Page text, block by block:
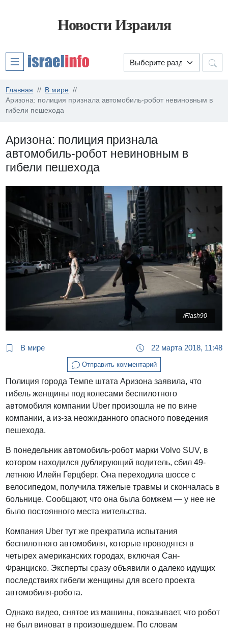
Новости Израиля
Главная
В мире
Аризона: полиция признала автомобиль-робот невиновным в
гибели пешехода
Аризона: полиция признала
автомобиль-робот невиновным в
гибели пешехода
/Flash90
В мире 22 марта 2018, 11:48
Отправить комментарий
Полиция города Темпе штата Аризона заявила, что
гибель женщины под колесами беспилотного
автомобиля компании Uber произошла не по вине
компании, а из-за неожиданного опасного поведения
пешехода.
В понедельник автомобиль-робот марки Volvo SUV, в
котором находился дублирующий водитель, сбил 49-
летнюю Илейн Герцберг. Она переходила шоссе с
велосипедом, получила тяжелые травмы и скончалась в
больнице. Сообщают, что она была бомжем — у нее не
было постоянного места жительства.
Компания Uber тут же прекратила испытания
беспилотного автомобиля, которые проводятся в
четырех американских городах, включая Сан-
Франциско. Эксперты сразу объявили о далеко идущих
последствиях гибели женщины для всего проекта
автомобиля-робота.
Однако видео, снятое из машины, показывает, что робот
не был виноват в произошедшем. По словам